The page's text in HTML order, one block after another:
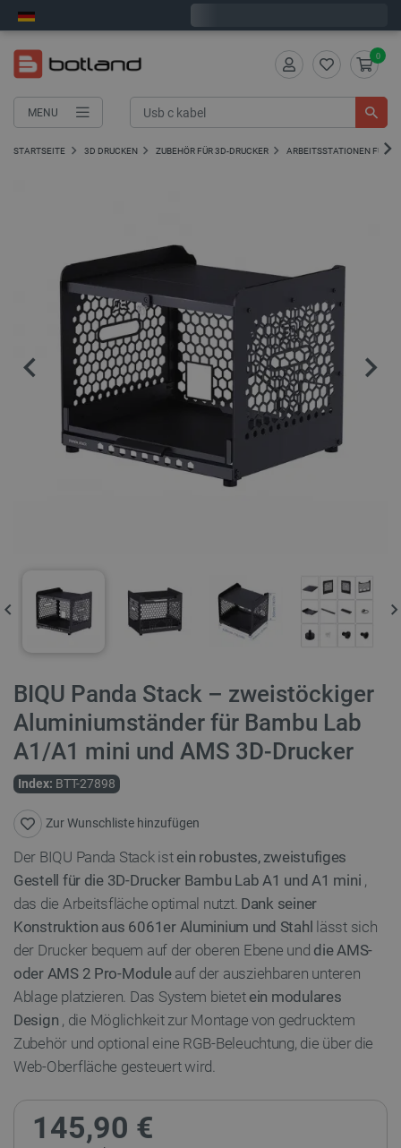
MENU
0
STARTSEITE 3D DRUCKEN ZUBEHÖR FÜR 3D-DRUCKER ARBEITSSTATIONEN FÜR
BIQU Panda Stack – zweistöckiger
Aluminiumständer für Bambu Lab
A1/A1 mini und AMS 3D-Drucker
Index: BTT-27898
Zur Wunschliste hinzufügen
Der BIQU Panda Stack ist ein robustes, zweistufiges
Gestell für die 3D-Drucker Bambu Lab A1 und A1 mini ,
das die Arbeitsfläche optimal nutzt. Dank seiner
Konstruktion aus 6061er Aluminium und Stahl
lässt sich
der Drucker bequem auf der oberen Ebene und die AMS-
oder AMS 2 Pro-Moduleauf der ausziehbaren unteren
Ablage platzieren. Das System bietet ein modulares
Design , die Möglichkeit zur Montage von gedrucktem
Zubehör und optional eine RGB-Beleuchtung, die über die
Web-Oberfläche gesteuert wird.
145,90 €